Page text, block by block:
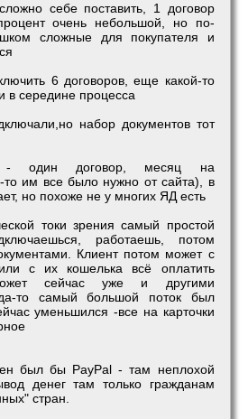
себе поставить, 1 договор
очень небольшой, но по-
сложные для покупателя и
6 договоров, еще какой-то
в середине процесса
набор документов тот
- один договор, месяц на
то им все было нужно от сайта), в
но похоже не у многих ЯД есть
токи зрения самый простой
работаешь, потом
Клиент потом может с
с их кошелька всё оплатить
сейчас уже и другими
то самый большой поток был
уменьшился -все на карточки
был бы PayPal - там неплохой
денег там только гражданам
стран.